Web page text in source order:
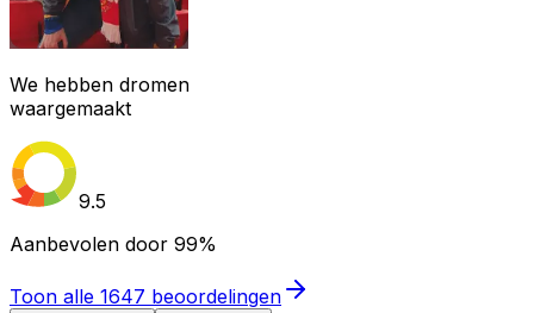
We hebben dromen
waargemaakt
9.5
Aanbevolen door 99%
Toon alle 1647 beoordelingen